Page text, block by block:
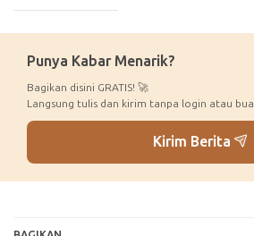
Punya Kabar Menarik?
Bagikan disini GRATIS! 🚀
Langsung tulis dan kirim tanpa login atau
Kirim Berita